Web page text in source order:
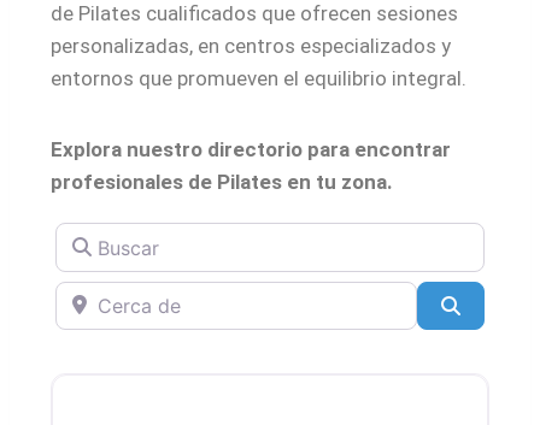
de Pilates cualificados que ofrecen sesiones
personalizadas, en centros especializados y
entornos que promueven el equilibrio integral.
Explora nuestro directorio para encontrar
profesionales de Pilates en tu zona.
Buscar
Cerca de